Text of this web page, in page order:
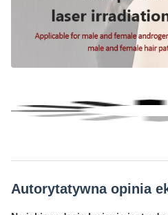
Autorytatywna opinia